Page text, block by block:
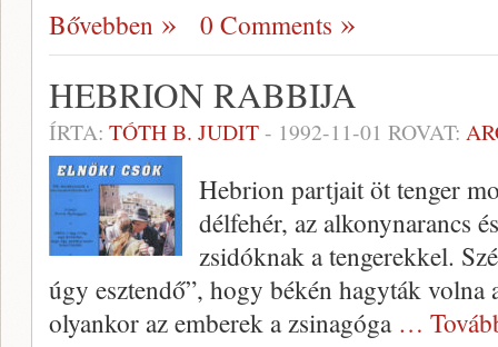
Bővebben 0 Comments
HEBRION RABBIJA
ÍRTA: TÓTH B. JUDIT- 1992-11-01 ROVAT:
Hebrion partjait öt tenger
délfehér, az alkonynarancs
zsidóknak a tengerekkel.
úgy esztendő”, hogy békén hagyták volna
olyankor az emberek a zsinagóga …